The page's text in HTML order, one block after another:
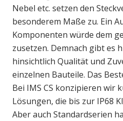
Nebel etc. setzen den
besonderem Maße zu. Ein
Komponenten würde dem
zusetzen. Demnach gibt es
hinsichtlich Qualität und
einzelnen Bauteile. Das
Bei IMS CS konzipieren wir
Lösungen, die bis zur IP68
Aber auch Standardserien